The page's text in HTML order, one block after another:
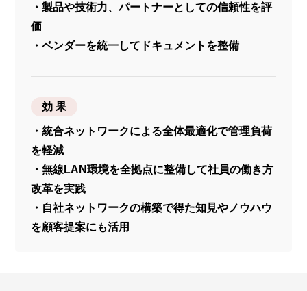
・製品や技術力、パートナーとしての信頼性を評
価
・ベンダーを統一してドキュメントを整備
効 果
・統合ネットワークによる全体最適化で管理負荷
を軽減
・無線LAN環境を全拠点に整備して社員の働き方
改革を実践
・自社ネットワークの構築で得た知見やノウハウ
を顧客提案にも活用